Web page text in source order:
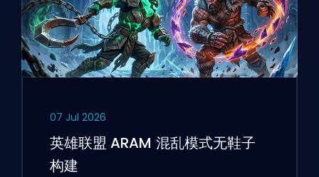
07 Jul 2026
英雄联盟 ARAM 混乱模式无鞋子
构建